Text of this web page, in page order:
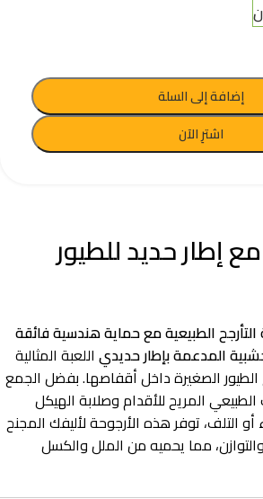
إضافة إلى السلة
اشترِ الآن
إطار حديد للطيور
الطبيعية مع حماية هندسية فائقة
المدعمة بإطار حديدي اللعبة المثالية
الطيور الصغيرة داخل أقفاصها. بفضل الجمع
المريح للأقدام وصلابة الهيكل
أو التلف، توفر هذه الأرجوحة لأليفك المجنح
والتوازن، مما يحميه من الملل والكسل